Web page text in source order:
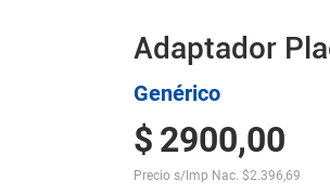
Adaptador
Genérico
$ 2900,00
Precio s/Imp Nac. $2.396,69